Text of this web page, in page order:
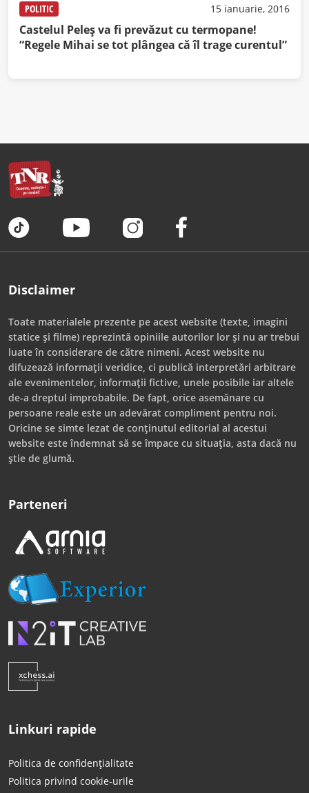
POLITIC 15 ianuarie, 2016
Castelul Peleş va fi prevăzut cu termopane!
“Regele Mihai se tot plângea că îl trage curentul”
Disclaimer
Toate materialele prezente pe acest website (texte, imagini
statice și filme) reprezintă opiniile autorilor lor și nu ar trebui
luate în considerare de către nimeni. Acest website nu
difuzează informații veridice, ci publică interpretări arbitrare
ale evenimentelor, informații fictive, unele posibile iar altele
de-a dreptul improbabile. De fapt, orice asemănare cu
persoane reale este un adevărat compliment pentru noi.
Oricine se simte lezat de conținutul editorial al acestui
website este îndemnat să se împace cu situația, asta dacă nu
știe de glumă.
Parteneri
Linkuri rapide
Politica de confidențialitate
Politica privind cookie-urile